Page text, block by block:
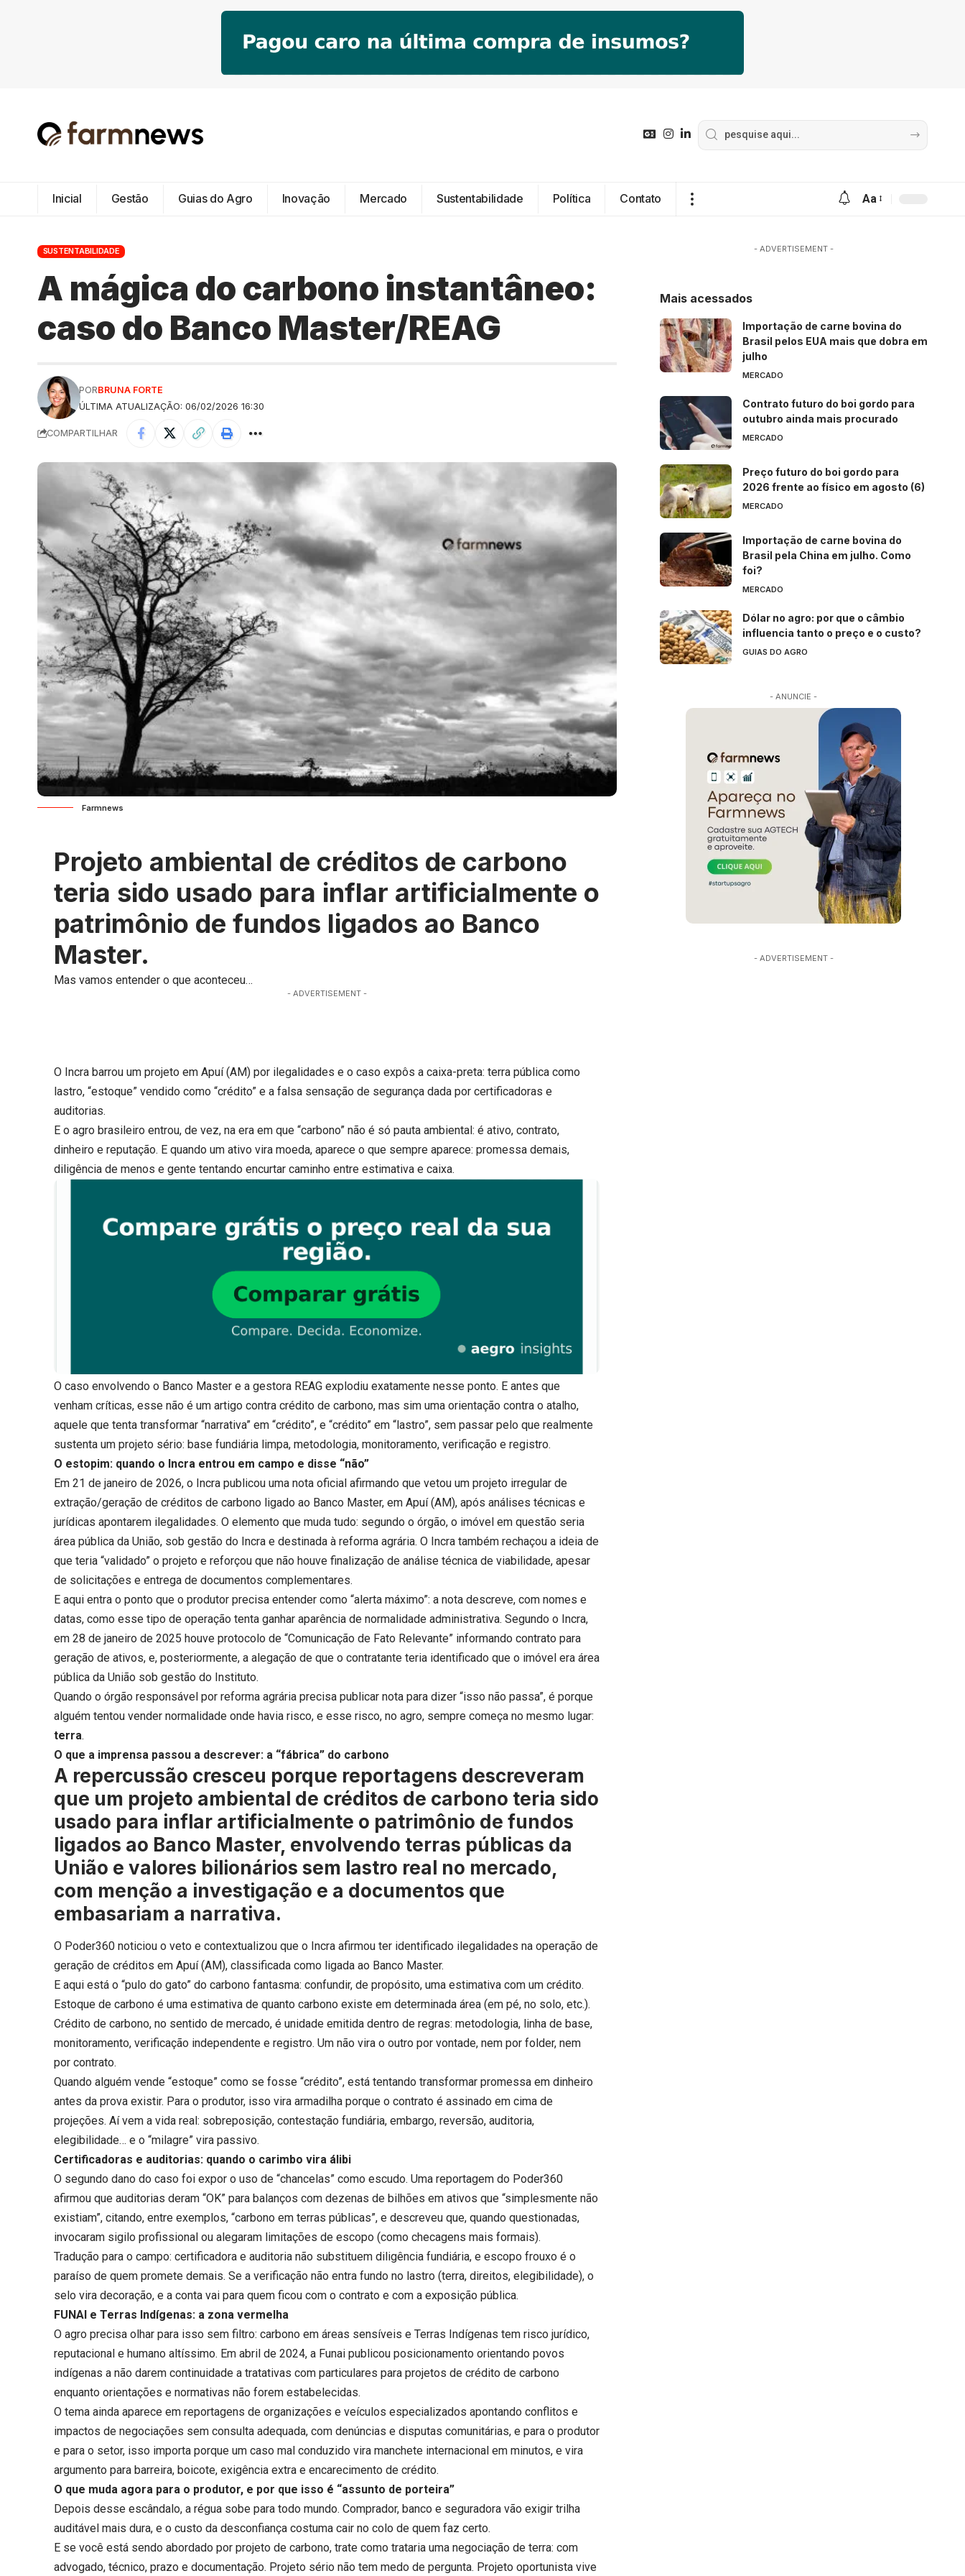
Inicial Gestão Guias do Agro Inovação Mercado Sustentabilidade Política Contato Aa
SUSTENTABILIDADE
A mágica do carbono instantâneo:
caso do Banco Master/REAG
ÚLTIMA ATUALIZAÇÃO: 06/02/2026 16:30
PORBRUNA FORTE
COMPARTILHAR
Farmnews
Projeto ambiental de créditos de carbono
teria sido usado para inflar artificialmente o
patrimônio de fundos ligados ao Banco
Master.
Mas vamos entender o que aconteceu…
- ADVERTISEMENT -
O Incra barrou um projeto em Apuí (AM) por ilegalidades e o caso expôs a caixa-preta: terra pública como
lastro, “estoque” vendido como “crédito” e a falsa sensação de segurança dada por certificadoras e
auditorias.
E o agro brasileiro entrou, de vez, na era em que “carbono” não é só pauta ambiental: é ativo, contrato,
dinheiro e reputação. E quando um ativo vira moeda, aparece o que sempre aparece: promessa demais,
diligência de menos e gente tentando encurtar caminho entre estimativa e caixa.
O caso envolvendo o Banco Master e a gestora REAG explodiu exatamente nesse ponto. E antes que
venham críticas, esse não é um artigo contra crédito de carbono, mas sim uma orientação contra o atalho,
aquele que tenta transformar “narrativa” em “crédito”, e “crédito” em “lastro”, sem passar pelo que realmente
sustenta um projeto sério: base fundiária limpa, metodologia, monitoramento, verificação e registro.
O estopim: quando o Incra entrou em campo e disse “não”
Em 21 de janeiro de 2026, o Incra publicou uma nota oficial afirmando que vetou um projeto irregular de
extração/geração de créditos de carbono ligado ao Banco Master, em Apuí (AM), após análises técnicas e
jurídicas apontarem ilegalidades. O elemento que muda tudo: segundo o órgão, o imóvel em questão seria
área pública da União, sob gestão do Incra e destinada à reforma agrária. O Incra também rechaçou a ideia de
que teria “validado” o projeto e reforçou que não houve finalização de análise técnica de viabilidade, apesar
de solicitações e entrega de documentos complementares.
E aqui entra o ponto que o produtor precisa entender como “alerta máximo”: a nota descreve, com nomes e
datas, como esse tipo de operação tenta ganhar aparência de normalidade administrativa. Segundo o Incra,
em 28 de janeiro de 2025 houve protocolo de “Comunicação de Fato Relevante” informando contrato para
geração de ativos, e, posteriormente, a alegação de que o contratante teria identificado que o imóvel era área
pública da União sob gestão do Instituto.
Quando o órgão responsável por reforma agrária precisa publicar nota para dizer “isso não passa”, é porque
alguém tentou vender normalidade onde havia risco, e esse risco, no agro, sempre começa no mesmo lugar:
terra.
O que a imprensa passou a descrever: a “fábrica” do carbono
A repercussão cresceu porque reportagens descreveram
que um projeto ambiental de créditos de carbono teria sido
usado para inflar artificialmente o patrimônio de fundos
ligados ao Banco Master, envolvendo terras públicas da
União e valores bilionários sem lastro real no mercado,
com menção a investigação e a documentos que
embasariam a narrativa.
O Poder360 noticiou o veto e contextualizou que o Incra afirmou ter identificado ilegalidades na operação de
geração de créditos em Apuí (AM), classificada como ligada ao Banco Master.
E aqui está o “pulo do gato” do carbono fantasma: confundir, de propósito, uma estimativa com um crédito.
Estoque de carbono é uma estimativa de quanto carbono existe em determinada área (em pé, no solo, etc.).
Crédito de carbono, no sentido de mercado, é unidade emitida dentro de regras: metodologia, linha de base,
monitoramento, verificação independente e registro. Um não vira o outro por vontade, nem por folder, nem
por contrato.
Quando alguém vende “estoque” como se fosse “crédito”, está tentando transformar promessa em dinheiro
antes da prova existir. Para o produtor, isso vira armadilha porque o contrato é assinado em cima de
projeções. Aí vem a vida real: sobreposição, contestação fundiária, embargo, reversão, auditoria,
elegibilidade… e o “milagre” vira passivo.
Certificadoras e auditorias: quando o carimbo vira álibi
O segundo dano do caso foi expor o uso de “chancelas” como escudo. Uma reportagem do Poder360
afirmou que auditorias deram “OK” para balanços com dezenas de bilhões em ativos que “simplesmente não
existiam”, citando, entre exemplos, “carbono em terras públicas”, e descreveu que, quando questionadas,
invocaram sigilo profissional ou alegaram limitações de escopo (como checagens mais formais).
Tradução para o campo: certificadora e auditoria não substituem diligência fundiária, e escopo frouxo é o
paraíso de quem promete demais. Se a verificação não entra fundo no lastro (terra, direitos, elegibilidade), o
selo vira decoração, e a conta vai para quem ficou com o contrato e com a exposição pública.
FUNAI e Terras Indígenas: a zona vermelha
O agro precisa olhar para isso sem filtro: carbono em áreas sensíveis e Terras Indígenas tem risco jurídico,
reputacional e humano altíssimo. Em abril de 2024, a Funai publicou posicionamento orientando povos
indígenas a não darem continuidade a tratativas com particulares para projetos de crédito de carbono
enquanto orientações e normativas não forem estabelecidas.
O tema ainda aparece em reportagens de organizações e veículos especializados apontando conflitos e
impactos de negociações sem consulta adequada, com denúncias e disputas comunitárias, e para o produtor
e para o setor, isso importa porque um caso mal conduzido vira manchete internacional em minutos, e vira
argumento para barreira, boicote, exigência extra e encarecimento de crédito.
O que muda agora para o produtor, e por que isso é “assunto de porteira”
Depois desse escândalo, a régua sobe para todo mundo. Comprador, banco e seguradora vão exigir trilha
auditável mais dura, e o custo da desconfiança costuma cair no colo de quem faz certo.
E se você está sendo abordado por projeto de carbono, trate como trataria uma negociação de terra: com
advogado, técnico, prazo e documentação. Projeto sério não tem medo de pergunta. Projeto oportunista vive
- ADVERTISEMENT -
Mais acessados
Importação de carne bovina do
Brasil pelos EUA mais que dobra em
julho
MERCADO
Contrato futuro do boi gordo para
outubro ainda mais procurado
MERCADO
Preço futuro do boi gordo para
2026 frente ao físico em agosto (6)
MERCADO
Importação de carne bovina do
Brasil pela China em julho. Como
foi?
MERCADO
Dólar no agro: por que o câmbio
influencia tanto o preço e o custo?
GUIAS DO AGRO
- ANUNCIE -
- ADVERTISEMENT -